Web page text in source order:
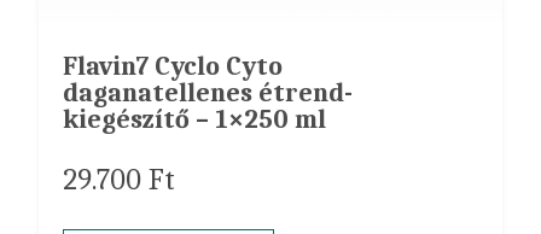
Flavin7 Cyclo Cyto
daganatellenes étrend-
kiegészítő – 1×250 ml
29.700Ft